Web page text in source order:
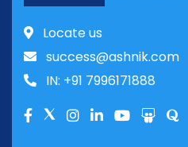
Locate us
success@ashnik.com
IN: +91 7996171888